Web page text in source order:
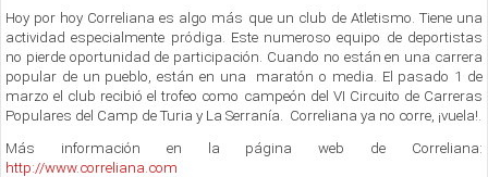
Hoy por hoy Correliana es algo más que un club de Atletismo. Tiene una
actividad especialmente pródiga. Este numeroso equipo de deportistas
no pierde oportunidad de participación. Cuando no están en una carrera
popular de un pueblo, están en una maratón o media. El pasado 1 de
marzo el club recibió el trofeo como campeón del VI Circuito de Carreras
Populares del Camp de Turia y La Serranía. Correliana ya no corre, ¡vuela!.
Más información en la página web de Correliana:
http://www.correliana.com